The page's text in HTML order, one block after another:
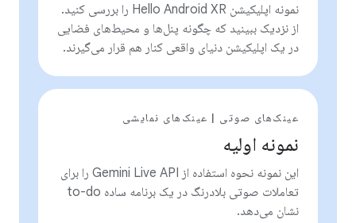
نمونه اپلیکیشن Hello Android XR را بررسی کنید.
از نزدیک ببینید که چگونه پنل‌ها و محیط‌های فضایی
در یک اپلیکیشن دنیای واقعی کنار هم قرار می‌گیرند.
عینک‌های صوتی | عینک‌های نمایشی
نمونه اولیه
این نمونه نحوه استفاده از Gemini Live API را برای
تعاملات صوتی بلادرنگ در یک برنامه ساده to-do
نشان می‌دهد.